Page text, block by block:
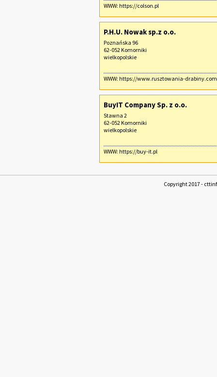
WWW: https://colson.pl
P.H.U. Nowak sp.z o.o.
Poznańska 96
62-052 Komorniki
wielkopolskie
WWW: https://www.rusztowania-
BuyIT Company Sp. z o.o.
Stawna 2
62-052 Komorniki
wielkopolskie
WWW: https://buy-it.pl
Copyright 2017 -